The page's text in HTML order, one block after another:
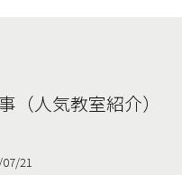
（人気教室紹介）
21